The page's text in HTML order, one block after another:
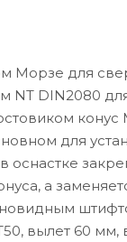
Морзе для
NT DIN2080
для
оснастке
а
вылет 60